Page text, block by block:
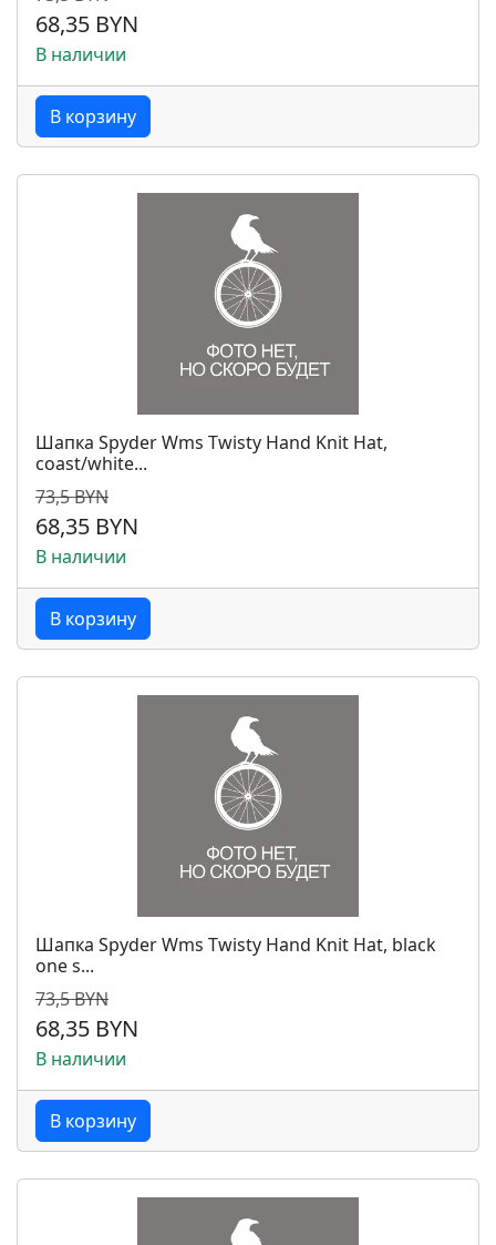
68,35 BYN
В наличии
В корзину
Шапка Spyder Wms Twisty Hand Knit Hat,
coast/white...
73,5 BYN
68,35 BYN
В наличии
В корзину
Шапка Spyder Wms Twisty Hand Knit Hat, black
one s...
73,5 BYN
68,35 BYN
В наличии
В корзину